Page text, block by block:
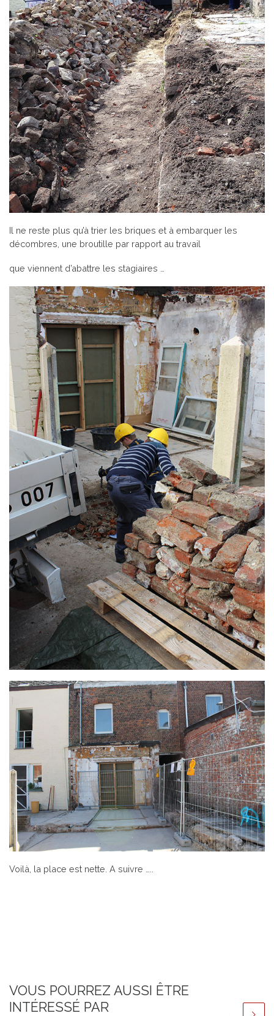
Il ne reste plus qu’à trier les briques et à embarquer les
décombres, une broutille par rapport au travail
que viennent d’abattre les stagiaires …
Voilà, la place est nette. A suivre …..
VOUS POURREZ AUSSI ÊTRE
INTÉRESSÉ PAR